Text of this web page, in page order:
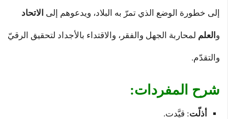
إلى خطورة الوضع الذي تمرّ به البلاد، ويدعوهم إلى الاتحاد
و العلم لمحاربة الجهل والفقر، والاقتداء بالأجداد لتحقيق الرقيّ
والتقدّم.
شرح المفردات:
أذلّت: قيَّدت.